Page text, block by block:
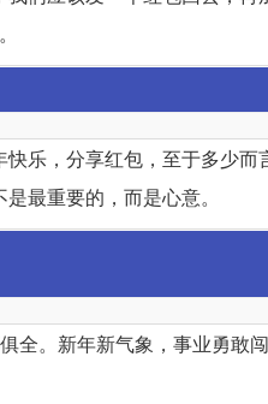
乐，分享红包，至于多少
最重要的，而是心意。
全。新年新气象，事业勇敢